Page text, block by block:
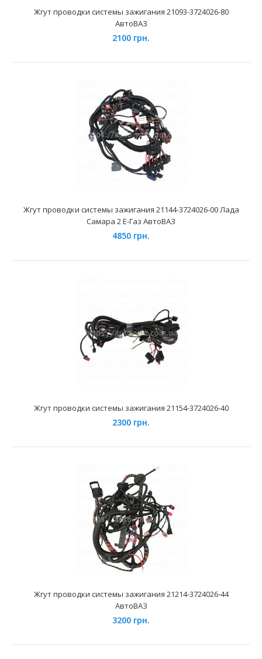
Жгут индивидуальных катушек зажигания ВАЗ-2112
Cargen
650 грн.
Применение на автомобилях семейства ВАЗ-2110, 2111,
2112, 2170, 2171, 2172 Лада Приора и их модифика..
Жгут индивидуальных катушек зажигания ВАЗ-2170 Лада
Приора Е-Газ Cargen
Применение на автомобилях семейства ВАЗ-2170, 2171,
2172 Лада Приора, 1117, 1118, 1119 Лада Калина, ..
Жгут проводки системы зажигания 21093-3724026-80
АвтоВАЗ
2100 грн.
Жгут проводки системы зажигания 21144-3724026-00 Лада
Самара 2 Е-Газ АвтоВАЗ
4850 грн.
Жгут проводки системы зажигания 21154-3724026-40
2300 грн.
Жгут проводки системы зажигания 21214-3724026-44
АвтоВАЗ
3200 грн.